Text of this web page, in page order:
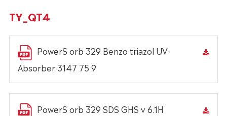
TY_QT4
PowerS orb 329 Benzo triazol UV-
Absorber 3147 75 9
PowerS orb 329 SDS GHS v 6.1H